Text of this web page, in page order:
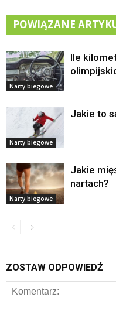
POWIĄZANE
Narty biegowe
Ile
Narty biegowe
Jakie to
Narty biegowe
Jakie
nartach?
ZOSTAW ODPOWIEDŹ